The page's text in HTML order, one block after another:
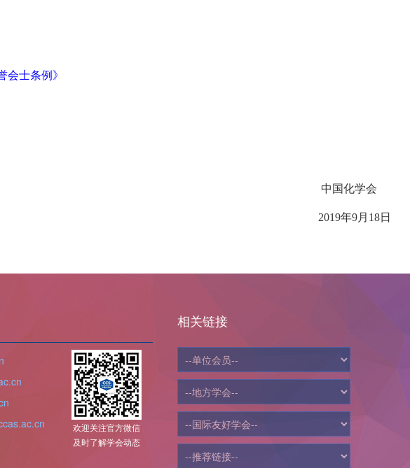
会士条例》
中国化学会
2019年9月18日
欢迎关注官方微信
及时了解学会动态
相关链接